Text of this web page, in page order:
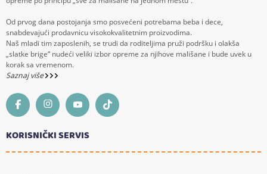
Od prvog dana postojanja smo posvećeni potrebama beba i dece,
snabdevajući prodavnicu visokokvalitetnim proizvodima.
Naš mladi tim zaposlenih, se trudi da roditeljima pruži podršku i olakša
„slatke brige“ nudeći veliki izbor opreme za njihove mališane i bude uvek u
korak sa vremenom.
Saznaj više
KORISNIČKI SERVIS